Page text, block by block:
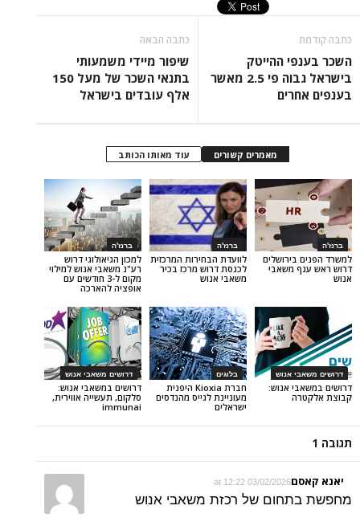
ההייטק
בישראל גבוה פי 2.5 מאשר
שיפור מיידי משמעותי
בתנאי השכר של מעל 150
אלף עובדים בישראל
עוד מאותו הכותב
ברנז'ה
למכון הגיאולוגי דרוש
רע"נ משאבי אנוש למילוי
מקום ל-3 חודשים עם
ברנז'ה
לוועדת הבחירות המרכזית
לכנסת דרוש מרכז בכיר
משאבי אנוש
דרושים משאבי אנוש
דרושים במשאבי אנוש:
סלקום, תעשייה אווירית,
בלוגים
חברת Kioxia היפנית
מעוניינת לגייס מהנדסים
ישראלים
אנוש
אנוש:
03/02/2026 at 12:22
של רכזת משאבי אנוש